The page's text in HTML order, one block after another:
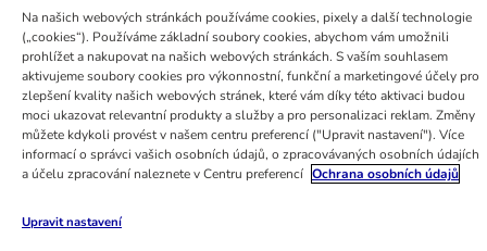
Věrnostní karta
Prohlášení o přístupnosti
bitiba GmbH2026
Na našich webových stránkách používáme cookies, pixely a další technologie
(„cookies“). Používáme základní soubory cookies, abychom vám umožnili
prohlížet a nakupovat na našich webových stránkách. S vaším souhlasem
aktivujeme soubory cookies pro výkonnostní, funkční a marketingové účely pro
zlepšení kvality našich webových stránek, které vám díky této aktivaci budou
moci ukazovat relevantní produkty a služby a pro personalizaci reklam. Změny
můžete kdykoli provést v našem centru preferencí ("Upravit nastavení"). Více
informací o správci vašich osobních údajů, o zpracovávaných osobních údajích
a účelu zpracování naleznete v Centru preferencí Ochrana osobních údajů
Upravit nastavení